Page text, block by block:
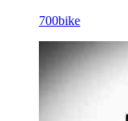
700bike